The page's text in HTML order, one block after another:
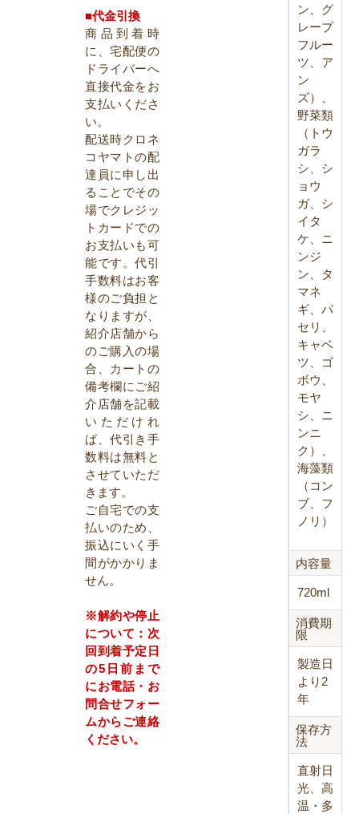
■代金引換
商品到着時
に、宅配便の
ドライバーへ
直接代金をお
支払いくださ
い。
配送時クロネ
コヤマトの配
達員に申し出
ることでその
場でクレジッ
トカードでの
お支払いも可
能です。代引
手数料はお客
様のご負担と
なりますが、
紹介店舗から
のご購入の場
合、カートの
備考欄にご紹
介店舗を記載
いただけれ
ば、代引き手
数料は無料と
させていただ
きます。
ご自宅での支
払いのため、
振込にいく手
間がかかりま
せん。
※解約や停止
について：次
回到着予定日
の5日前まで
にお電話・お
問合せフォー
ムからご連絡
ください。
ン、グ
レープ
フルー
ツ、ア
ン
ズ）、
野菜類
（トウ
ガラ
シ、シ
ョウ
ガ、シ
イタ
ケ、ニ
ンジ
ン、タ
マネ
ギ、パ
セリ、
キャベ
ツ、ゴ
ボウ、
モヤ
シ、ニ
ンニ
ク）、
海藻類
（コン
ブ、フ
ノリ）
内容量
720ml
消費期
限
製造日
より2
年
保存方
法
直射日
光、高
温・多